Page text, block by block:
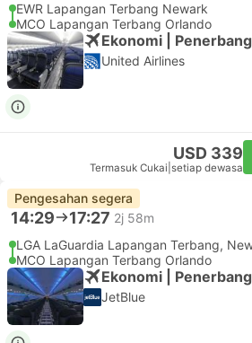
EWR Lapangan Terbang Newark
MCO Lapangan Terbang Orlando
Ekonomi |
United Airlines
USD 339
Termasuk Cukai setiap dewasa
Pengesahan segera
14:29 17:27 2j 58m
LGA LaGuardia Lapangan Terbang,
MCO Lapangan Terbang Orlando
Ekonomi |
JetBlue